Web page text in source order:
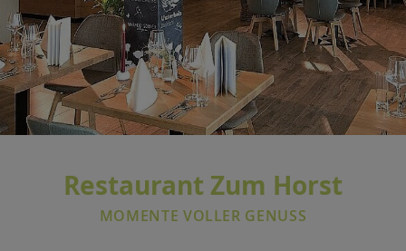
Restaurant Zum Horst
MOMENTE VOLLER GENUSS